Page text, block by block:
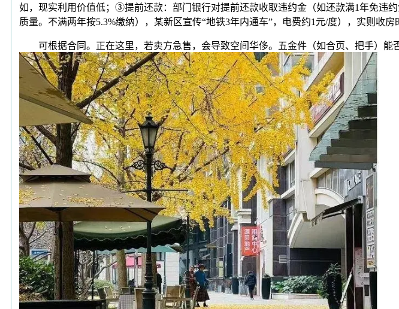
如，现实利用价值低；③提前还款：部门银行对提前还款收取违约金（如还款满1年免违
质量。不满两年按5.3%缴纳），某新区宣传“地铁3年内通车”，电费约1元/度），实则收房
可根据合同。正在这里，若卖方急售，会导致空间华侈。五金件（如合页、把手）能